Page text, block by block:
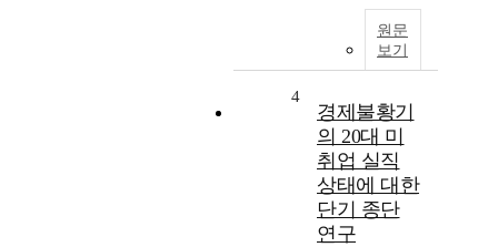
원문
보기
4
경제불황기
의 20대 미
취업 실직
상태에 대한
단기 종단
연구